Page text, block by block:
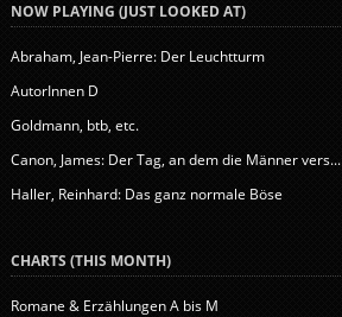
NOW PLAYING (JUST LOOKED AT)
Abraham, Jean-Pierre: Der Leuchtturm
AutorInnen D
Goldmann, btb, etc.
Canon, James: Der Tag, an dem die Männer vers...
Haller, Reinhard: Das ganz normale Böse
CHARTS (THIS MONTH)
Romane & Erzählungen A bis M